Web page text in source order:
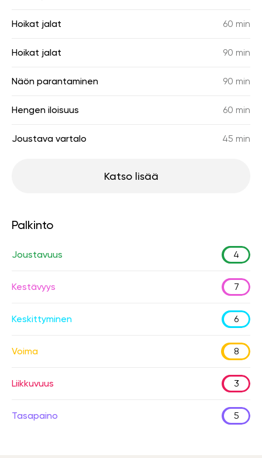
Hoikat jalat 60 min
Hoikat jalat 90 min
Näön parantaminen 90 min
Hengen iloisuus 60 min
Joustava vartalo 45 min
Katso lisää
Palkinto
Joustavuus 4
Kestävyys 7
Keskittyminen 6
Voima 8
Liikkuvuus 3
Tasapaino 5